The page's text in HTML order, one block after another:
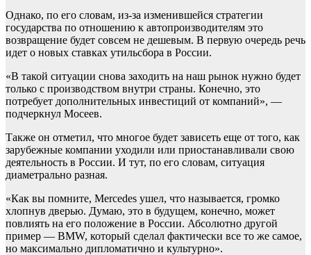
Однако, по его словам, из-за изменившейся стратегии
государства по отношению к автопроизводителям это
возвращение будет совсем не дешевым. В первую очередь речь
идет о новых ставках утильсбора в России.
«В такой ситуации снова заходить на наш рынок нужно будет
только с производством внутри страны. Конечно, это
потребует дополнительных инвестиций от компаний», —
подчеркнул Мосеев.
Также он отметил, что многое будет зависеть еще от того, как
зарубежные компании уходили или приостанавливали свою
деятельность в России. И тут, по его словам, ситуация
диаметрально разная.
«Как вы помните, Mercedes ушел, что называется, громко
хлопнув дверью. Думаю, это в будущем, конечно, может
повлиять на его положение в России. Абсолютно другой
пример — BMW, который сделал фактически все то же самое,
но максимально дипломатично и культурно».